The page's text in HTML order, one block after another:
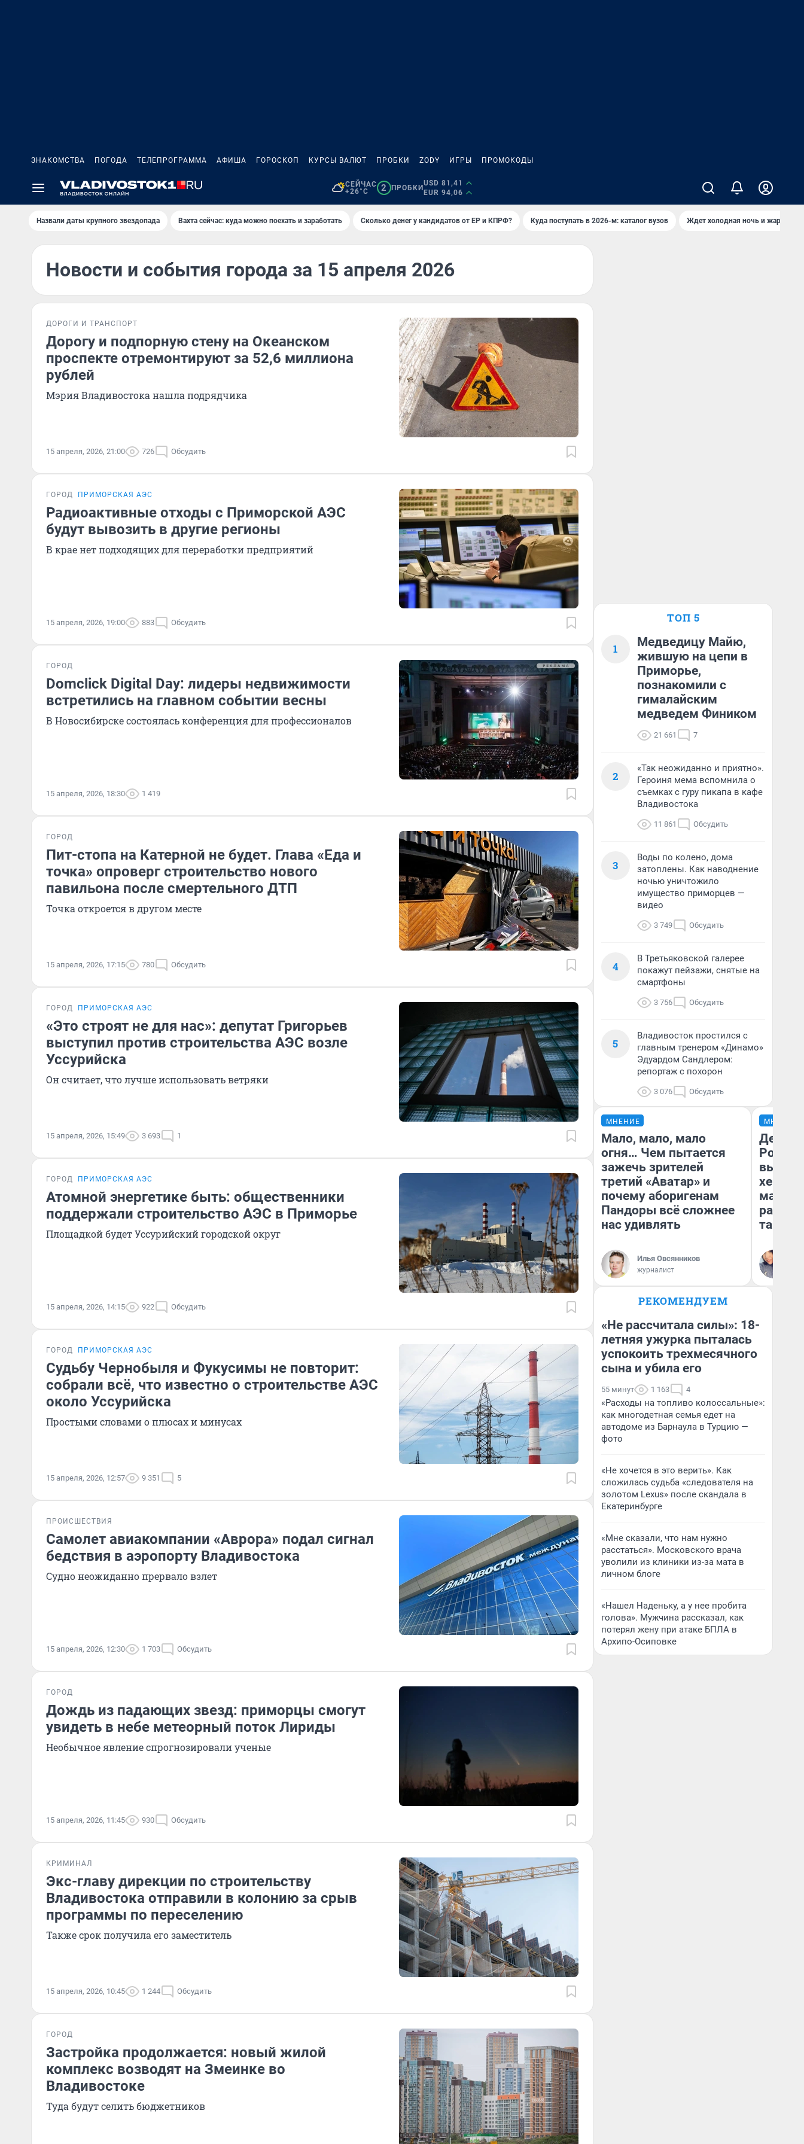
ЗНАКОМСТВА ПОГОДА ТЕЛЕПРОГРАММА АФИША ГОРОСКОП КУРСЫ ВАЛЮТ ПРОБКИ ZODY ИГРЫ ПРОМОКОДЫ
СЕЙЧАС
+26°C
2 ПРОБКИ
USD 81,41
EUR 94,06
Назвали даты крупного звездопада Вахта сейчас: куда можно поехать и заработать Сколько денег у кандидатов от ЕР и КПРФ? Куда поступать в 2026-м: каталог вузов Ждет холодная ночь и жаркий
Новости и события города за 15 апреля 2026
ДОРОГИ И ТРАНСПОРТ
Дорогу и подпорную стену на Океанском
проспекте отремонтируют за 52,6 миллиона
рублей
Мэрия Владивостока нашла подрядчика
15 апреля, 2026, 21:00 726 Обсудить
ГОРОД ПРИМОРСКАЯ АЭС
Радиоактивные отходы с Приморской АЭС
будут вывозить в другие регионы
В крае нет подходящих для переработки предприятий
15 апреля, 2026, 19:00 883 Обсудить
ГОРОД
Domclick Digital Day: лидеры недвижимости
встретились на главном событии весны
В Новосибирске состоялась конференция для профессионалов
15 апреля, 2026, 18:30 1 419
ГОРОД
Пит-стопа на Катерной не будет. Глава «Еда и
точка» опроверг строительство нового
павильона после смертельного ДТП
Точка откроется в другом месте
15 апреля, 2026, 17:15 780 Обсудить
ГОРОД ПРИМОРСКАЯ АЭС
«Это строят не для нас»: депутат Григорьев
выступил против строительства АЭС возле
Уссурийска
Он считает, что лучше использовать ветряки
15 апреля, 2026, 15:49 3 693 1
ГОРОД ПРИМОРСКАЯ АЭС
Атомной энергетике быть: общественники
поддержали строительство АЭС в Приморье
Площадкой будет Уссурийский городской округ
15 апреля, 2026, 14:15 922 Обсудить
ГОРОД ПРИМОРСКАЯ АЭС
Судьбу Чернобыля и Фукусимы не повторит:
собрали всё, что известно о строительстве АЭС
около Уссурийска
Простыми словами о плюсах и минусах
15 апреля, 2026, 12:57 9 351 5
ПРОИСШЕСТВИЯ
Самолет авиакомпании «Аврора» подал сигнал
бедствия в аэропорту Владивостока
Судно неожиданно прервало взлет
15 апреля, 2026, 12:30 1 703 Обсудить
ГОРОД
Дождь из падающих звезд: приморцы смогут
увидеть в небе метеорный поток Лириды
Необычное явление спрогнозировали ученые
15 апреля, 2026, 11:45 930 Обсудить
КРИМИНАЛ
Экс-главу дирекции по строительству
Владивостока отправили в колонию за срыв
программы по переселению
Также срок получила его заместитель
15 апреля, 2026, 10:45 1 244 Обсудить
ГОРОД
Застройка продолжается: новый жилой
комплекс возводят на Змеинке во
Владивостоке
Туда будут селить бюджетников
ТОП 5
1
Медведицу Майю,
жившую на цепи в
Приморье,
познакомили с
гималайским
медведем Фиником
21 661 7
2
«Так неожиданно и приятно».
Героиня мема вспомнила о
съемках с гуру пикапа в кафе
Владивостока
11 861 Обсудить
3
Воды по колено, дома
затоплены. Как наводнение
ночью уничтожило
имущество приморцев —
видео
3 749 Обсудить
4
В Третьяковской галерее
покажут пейзажи, снятые на
смартфоны
3 756 Обсудить
5
Владивосток простился с
главным тренером «Динамо»
Эдуардом Сандлером:
репортаж с похорон
3 076 Обсудить
МНЕНИЕ
Мало, мало, мало
огня… Чем пытается
зажечь зрителей
третий «Аватар» и
почему аборигенам
Пандоры всё сложнее
нас удивлять
Илья Овсянников
журналист
МНЕНИЕ
Дело
хенды
так
РЕКОМЕНДУЕМ
«Не рассчитала силы»: 18-
летняя ужурка пыталась
успокоить трехмесячного
сына и убила его
55 минут 1 163 4
«Расходы на топливо колоссальные»:
как многодетная семья едет на
автодоме из Барнаула в Турцию —
фото
«Не хочется в это верить». Как
сложилась судьба «следователя на
золотом Lexus» после скандала в
Екатеринбурге
«Мне сказали, что нам нужно
расстаться». Московского врача
уволили из клиники из-за мата в
личном блоге
«Нашел Наденьку, а у нее пробита
голова». Мужчина рассказал, как
потерял жену при атаке БПЛА в
Архипо-Осиповке